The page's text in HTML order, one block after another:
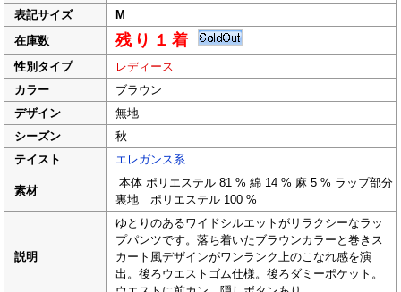
表記サイズ
M
在庫数
残り１着
性別タイプ
レディース
カラー
ブラウン
デザイン
無地
シーズン
秋
テイスト
エレガンス系
素材
本体 ポリエステル 81 % 綿 14 % 麻 5 % ラップ部分
裏地 ポリエステル 100 %
説明
ゆとりのあるワイドシルエットがリラクシーなラッ
プパンツです。落ち着いたブラウンカラーと巻きス
カート風デザインがワンランク上のこなれ感を演
出。後ろウエストゴム仕様。後ろダミーポケット。